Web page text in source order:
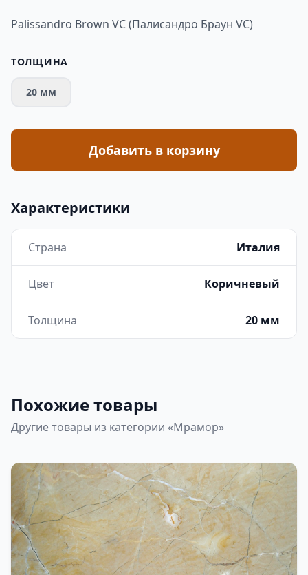
Palissandro Brown VC (Палисандро Браун VC)
ТОЛЩИНА
20 мм
Добавить в корзину
Характеристики
Страна Италия
Цвет Коричневый
Толщина 20 мм
Похожие товары
Другие товары из категории «Мрамор»